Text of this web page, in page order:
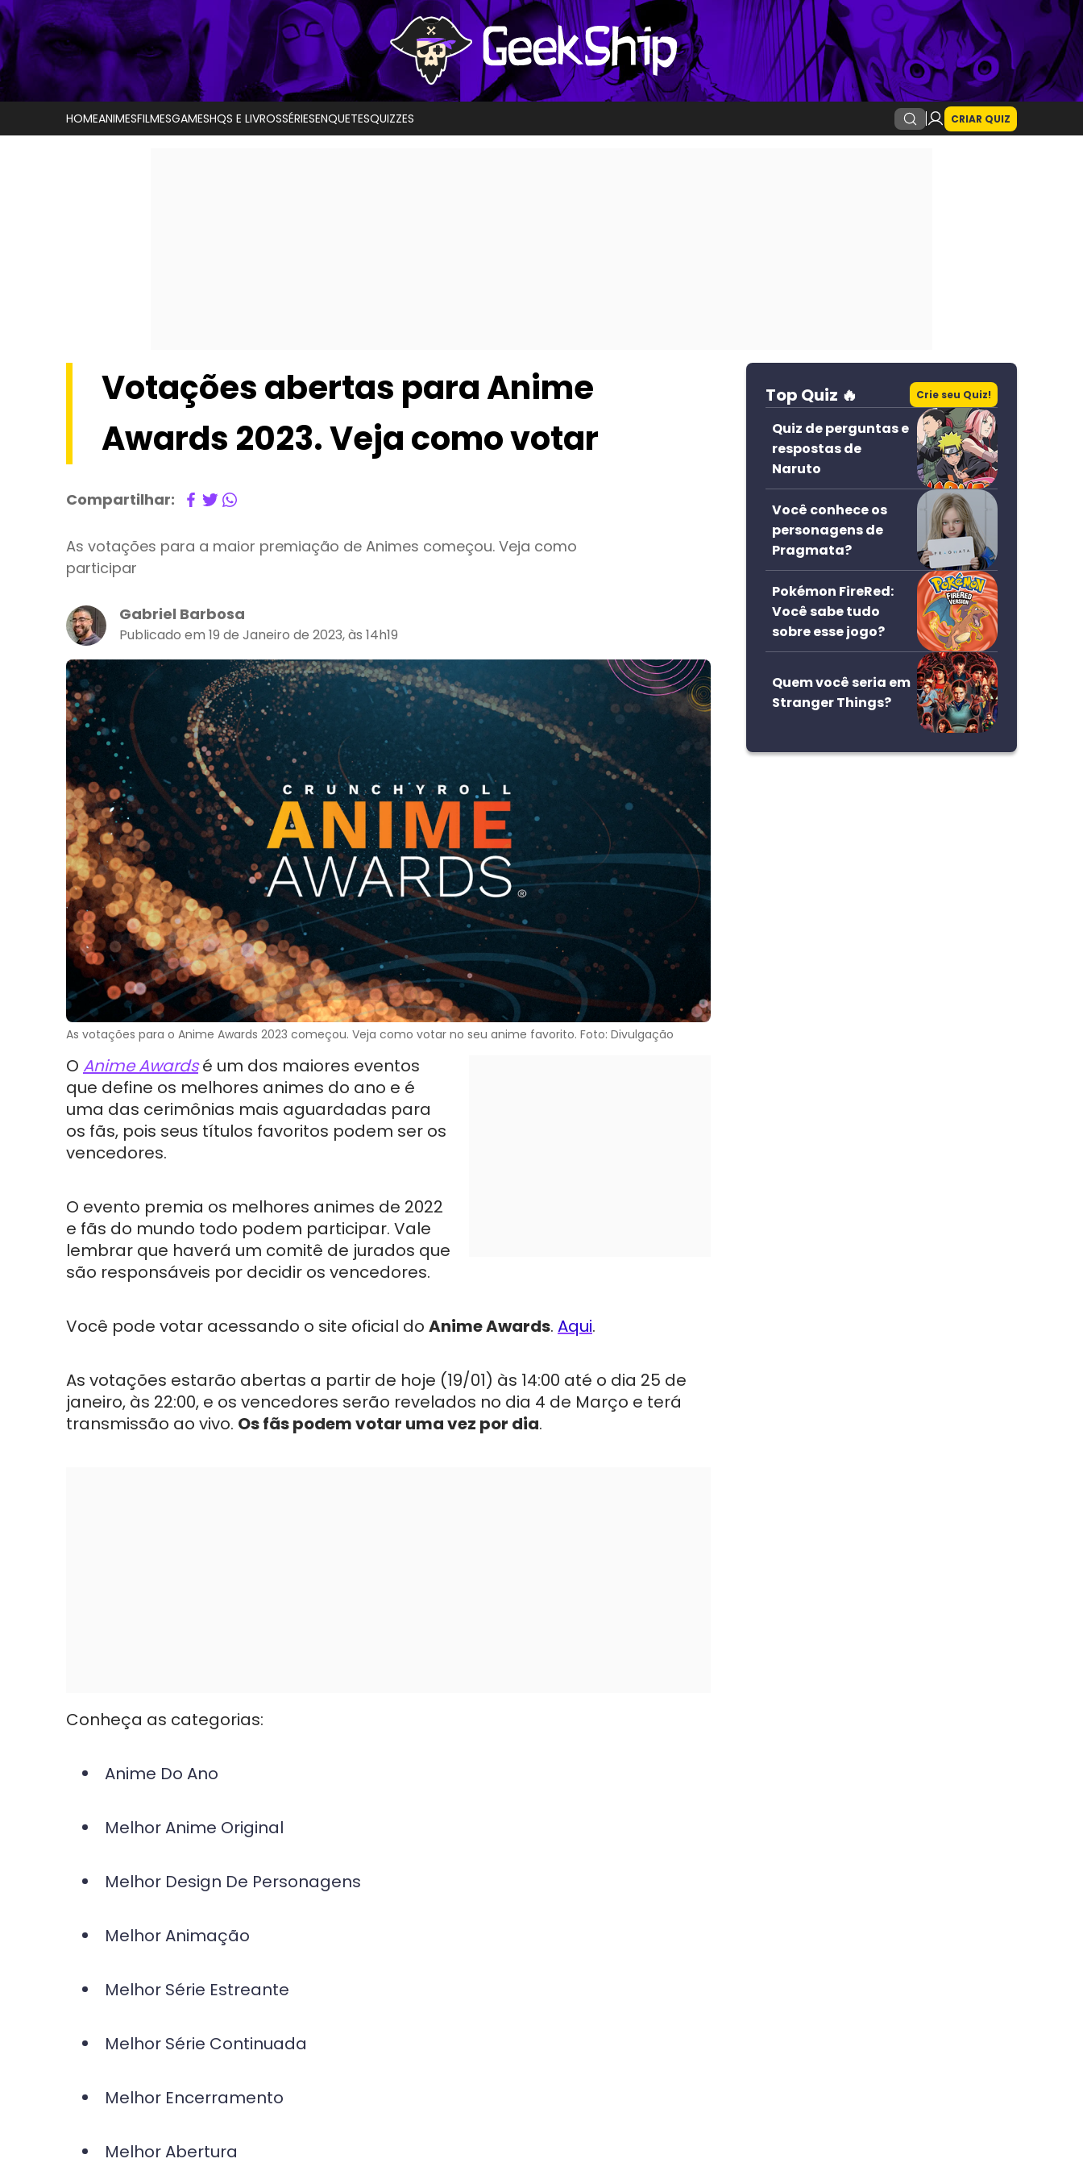
HOMEANIMESFILMESGAMESHQS E LIVROSSÉRIESENQUETESQUIZZES CRIAR QUIZ
Votações abertas para Anime
Awards 2023. Veja como votar
Compartilhar:
As votações para a maior premiação de Animes começou. Veja como
participar
Gabriel Barbosa
Publicado em 19 de Janeiro de 2023, às 14h19
As votações para o Anime Awards 2023 começou. Veja como votar no seu anime favorito. Foto: Divulgação
O Anime Awardsé um dos maiores eventos
que define os melhores animes do ano e é
uma das cerimônias mais aguardadas para
os fãs, pois seus títulos favoritos podem ser os
vencedores.
O evento premia os melhores animes de 2022
e fãs do mundo todo podem participar. Vale
lembrar que haverá um comitê de jurados que
são responsáveis por decidir os vencedores.
Você pode votar acessando o site oficial do Anime Awards. Aqui.
As votações estarão abertas a partir de hoje (19/01) às 14:00 até o dia 25 de
janeiro, às 22:00, e os vencedores serão revelados no dia 4 de Março e terá
transmissão ao vivo. Os fãs podem votar uma vez por dia.
Conheça as categorias:
Anime Do Ano
Melhor Anime Original
Melhor Design De Personagens
Melhor Animação
Melhor Série Estreante
Melhor Série Continuada
Melhor Encerramento
Melhor Abertura
Top Quiz 🔥 Crie seu Quiz!
Quiz de perguntas e
respostas de
Naruto
Você conhece os
personagens de
Pragmata?
Pokémon FireRed:
Você sabe tudo
sobre esse jogo?
Quem você seria em
Stranger Things?